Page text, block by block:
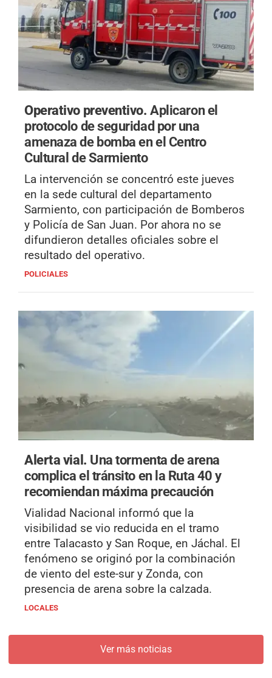
Operativo preventivo.Aplicaron el
protocolo de seguridad por una
amenaza de bomba en el Centro
Cultural de Sarmiento
La intervención se concentró este jueves
en la sede cultural del departamento
Sarmiento, con participación de Bomberos
y Policía de San Juan. Por ahora no se
difundieron detalles oficiales sobre el
resultado del operativo.
POLICIALES
Alerta vial. Una tormenta de arena
complica el tránsito en la Ruta 40 y
recomiendan máxima precaución
Vialidad Nacional informó que la
visibilidad se vio reducida en el tramo
entre Talacasto y San Roque, en Jáchal. El
fenómeno se originó por la combinación
de viento del este-sur y Zonda, con
presencia de arena sobre la calzada.
LOCALES
Ver más noticias